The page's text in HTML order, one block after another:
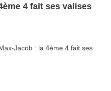
4 fait ses valises